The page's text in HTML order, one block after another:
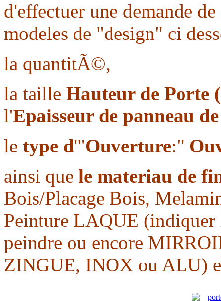
d'effectuer une demande
modeles de "design" ci
la quantitÃ©,
la taille Hauteur de Porte
l'Epaisseur de panneau
le type d'"Ouverture:"
ainsi que le materiau de
Bois/Placage Bois,
Peinture LAQUE
peindre ou encore
ZINGUE, INOX ou ALU)